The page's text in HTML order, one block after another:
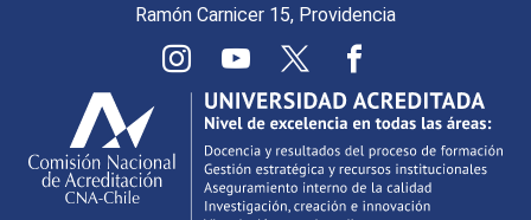
Ramón Carnicer 15, Providencia